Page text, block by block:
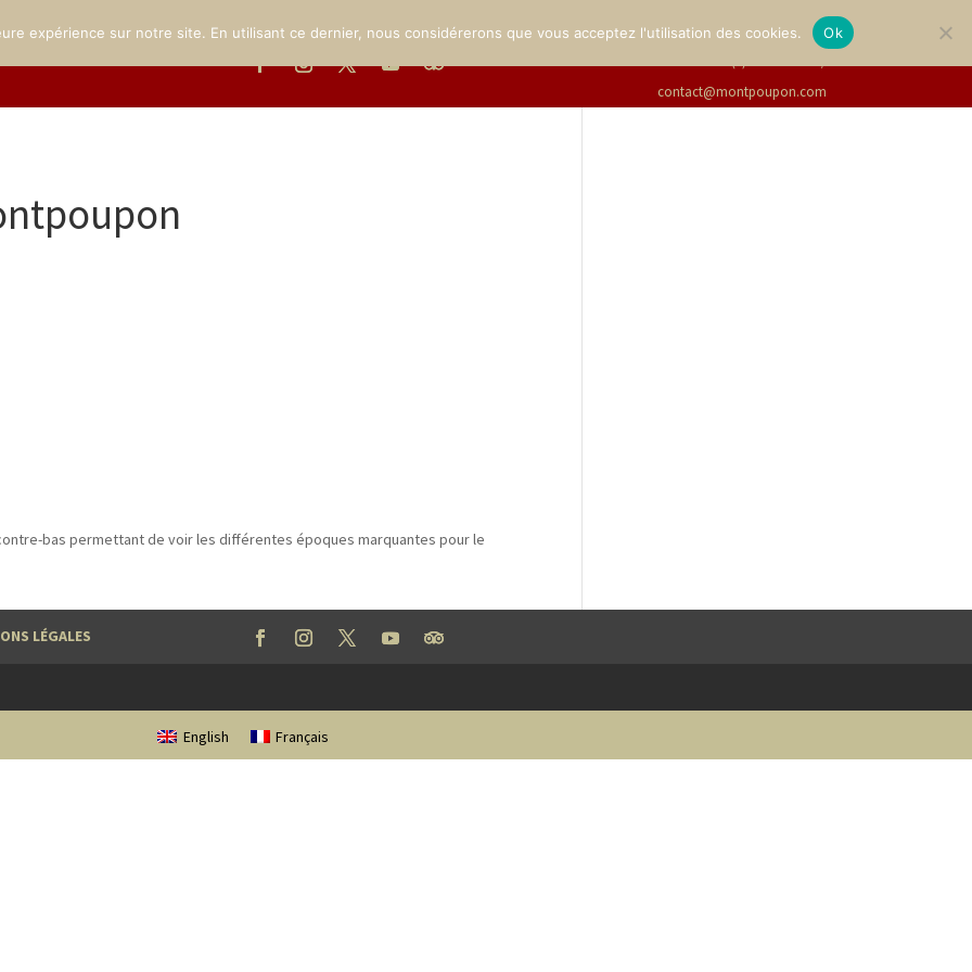
LE PARC INFOS PRATIQUES ÉVÉNEMENTS GALERIE BILLETTERIE Français
+33(0)2 47 94 21 15/
contact@montpoupon.com
bas permettant de voir les différentes époques marquantes pour le
LÉGALES
English Français
expérience sur notre site. En utilisant ce dernier, nous considérerons que vous acceptez l'utilisation des cookies. Ok